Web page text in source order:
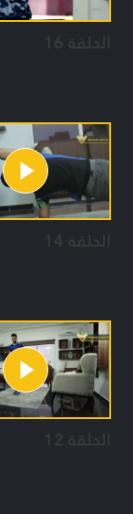
الحلقة 16
الحلقة 14
الحلقة 12